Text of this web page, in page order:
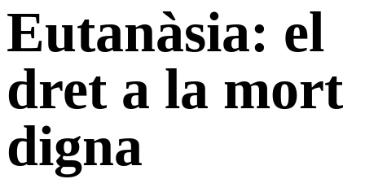
Eutanàsia: el
dret a la mort
digna